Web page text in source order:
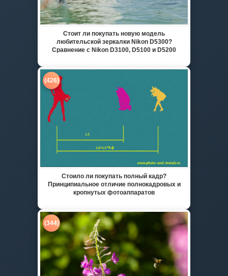
Стоит ли покупать новую модель
любительской зеркалки Nikon D5300?
Сравнение с Nikon D3100, D5100 и D5200
(426)
Стоило ли покупать полный кадр?
Принципиальное отличие полнокадровых и
кропнутых фотоаппаратов
(344)